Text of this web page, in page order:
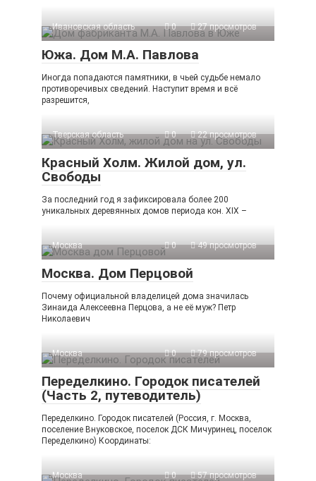
Ивановская область 0 27 просмотров
Южа. Дом М.А. Павлова
Иногда попадаются памятники, в чьей судьбе немало
противоречивых сведений. Наступит время и всё
разрешится,
Тверская область 0 22 просмотров
Красный Холм. Жилой дом, ул.
Свободы
За последний год я зафиксировала более 200
уникальных деревянных домов периода кон. XIX –
Москва 0 49 просмотров
Москва. Дом Перцовой
Почему официальной владелицей дома значилась
Зинаида Алексеевна Перцова, а не её муж? Петр
Николаевич
Москва 0 79 просмотров
Переделкино. Городок писателей
(Часть 2, путеводитель)
Переделкино. Городок писателей (Россия, г. Москва,
поселение Внуковское, поселок ДСК Мичуринец, поселок
Переделкино) Координаты:
Москва 0 57 просмотров